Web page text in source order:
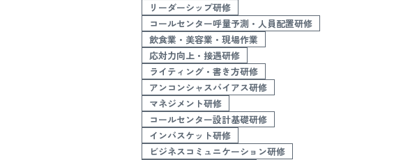
リーダーシップ研修
コールセンター呼量予測・人員配置研修
飲食業・美容業・現場作業
応対力向上・接遇研修
ライティング・書き方研修
アンコンシャスバイアス研修
マネジメント研修
コールセンター設計基礎研修
インバスケット研修
ビジネスコミュニケーション研修